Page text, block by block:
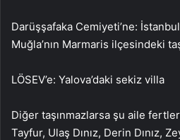
Darüşşafaka Cemiyeti’ne:
Muğla’nın Marmaris ilçesindeki
LÖSEV’e: Yalova’daki sekiz villa
Diğer taşınmazlarsa şu aile
Tayfur, Ulaş Dınız, Derin Dınız,